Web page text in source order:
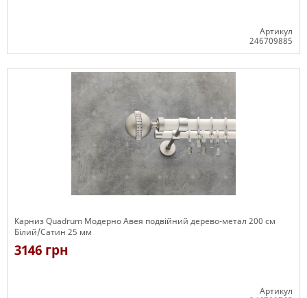
Артикул
246709885
Карниз Quadrum Модерно Авея подвійний дерево-метал 200 см
Білий/Сатин 25 мм
3146 грн
Артикул